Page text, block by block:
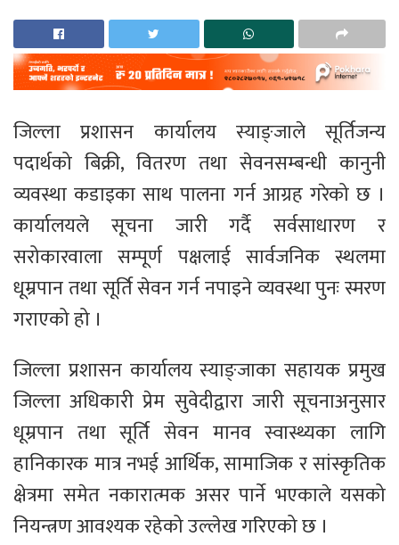
जिल्ला प्रशासन कार्यालय स्याङ्जाले सूर्तिजन्य
पदार्थको बिक्री, वितरण तथा सेवनसम्बन्धी कानुनी
व्यवस्था कडाइका साथ पालना गर्न आग्रह गरेको छ ।
कार्यालयले सूचना जारी गर्दै सर्वसाधारण र
सरोकारवाला सम्पूर्ण पक्षलाई सार्वजनिक स्थलमा
धूम्रपान तथा सूर्ति सेवन गर्न नपाइने व्यवस्था पुनः स्मरण
गराएको हो ।
जिल्ला प्रशासन कार्यालय स्याङ्जाका सहायक प्रमुख
जिल्ला अधिकारी प्रेम सुवेदीद्वारा जारी सूचनाअनुसार
धूम्रपान तथा सूर्ति सेवन मानव स्वास्थ्यका लागि
हानिकारक मात्र नभई आर्थिक, सामाजिक र सांस्कृतिक
क्षेत्रमा समेत नकारात्मक असर पार्ने भएकाले यसको
नियन्त्रण आवश्यक रहेको उल्लेख गरिएको छ ।